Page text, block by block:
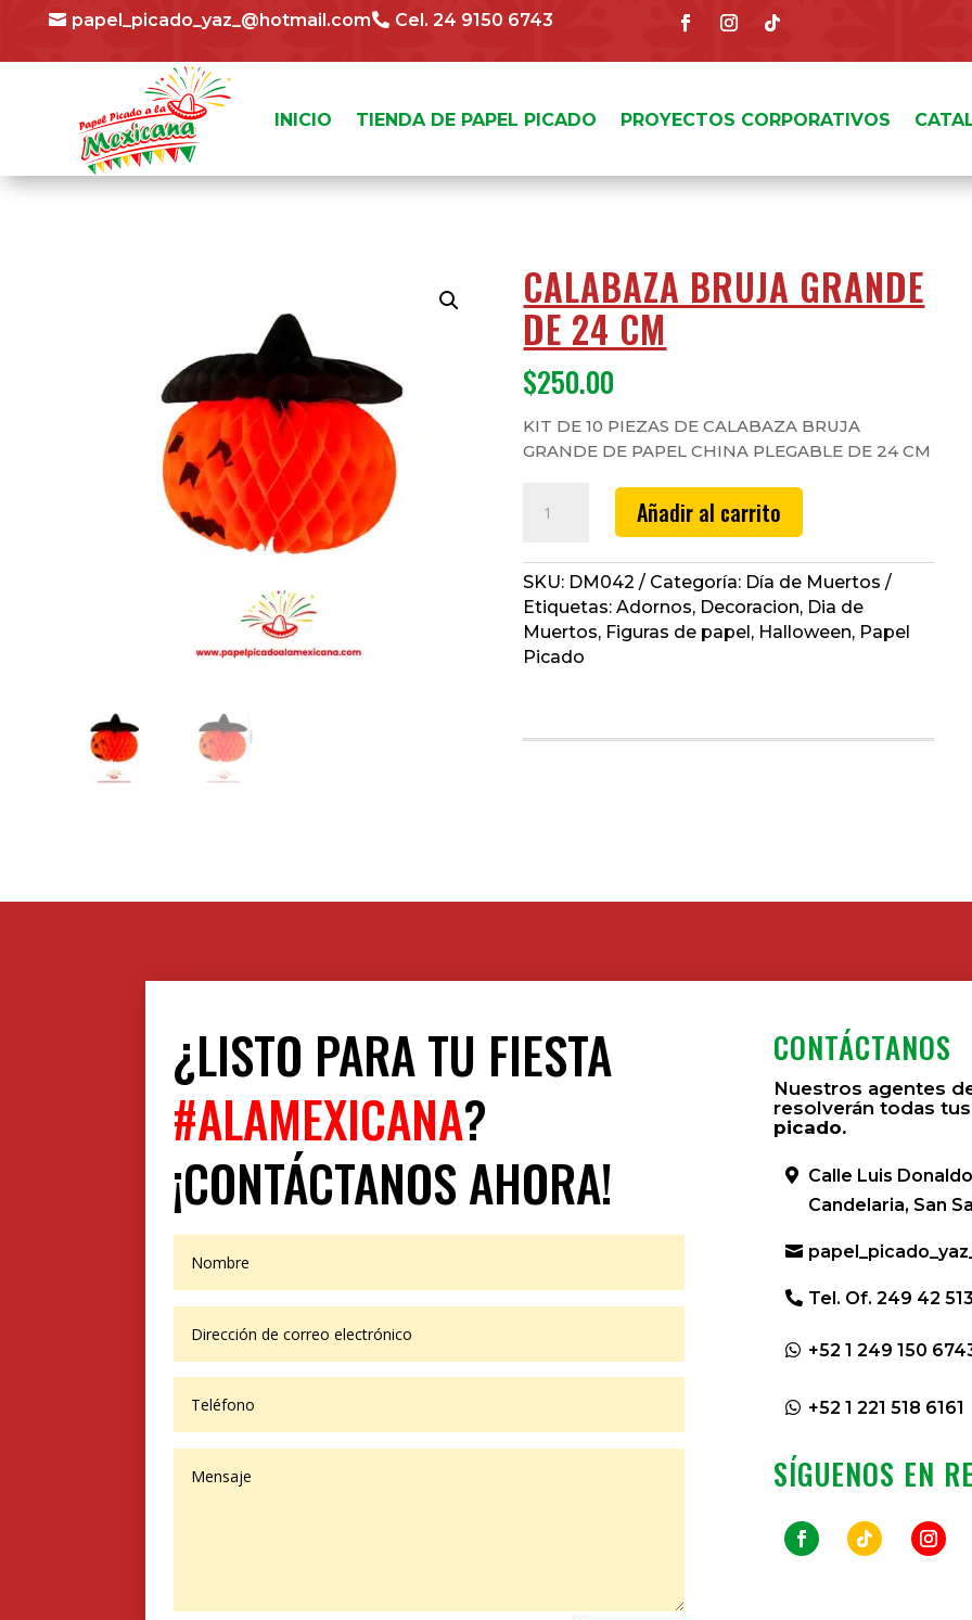
papel_picado_yaz_@hotmail.com Cel. 24 9150 6743
INICIO TIENDA DE PAPEL PICADO PROYECTOS CORPORATIVOS
CALABAZA BRUJA GRANDE
DE 24 CM
$250.00
KIT DE 10 PIEZAS DE CALABAZA BRUJA
GRANDE DE PAPEL CHINA PLEGABLE DE 24 CM
BRUJA
DE
24
CM
cantidad
Añadir al carrito
SKU: DM042 Categoría: Día de Muertos
Etiquetas:Adornos, Decoracion, Dia de
Muertos, Figuras de papel, Halloween, Papel
Picado
¿LISTO PARA TU FIESTA
#ALAMEXICANA?
¡CONTÁCTANOS AHORA!
CONTÁCTANOS
Nuestros agentes
resolverán todas
picado.
Calle Luis
Candelaria, San
Tel. Of. 249 42
+52 1 249 150
+52 1 221 518 6161
SÍGUENOS EN